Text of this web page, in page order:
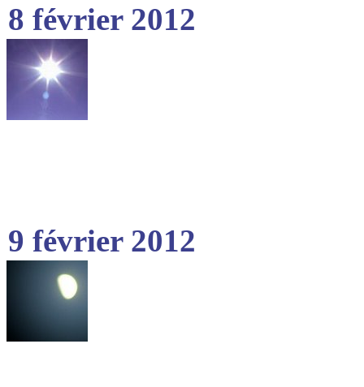
8 février 2012
9 février 2012